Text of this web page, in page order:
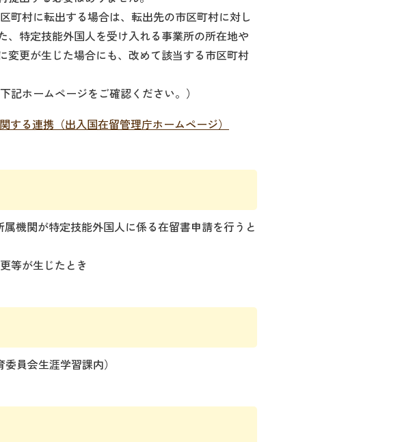
町村に転出する場合は、転出先の市区町村に対し
、特定技能外国人を受け入れる事業所の所在地や
更が生じた場合にも、改めて該当する市区町村
記ホームページをご確認ください。）
る連携（出入国在留管理庁ホームページ）
機関が特定技能外国人に係る在留書申請を行うと
等が生じたとき
員会生涯学習課内）